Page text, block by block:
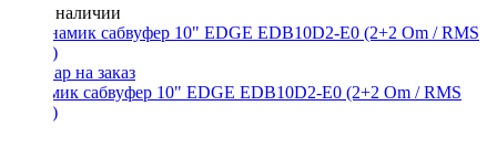
Нет в наличии
Динамик сабвуфер 10" EDGE EDB10D2-E0 (2+2 Om / RMS
500W)